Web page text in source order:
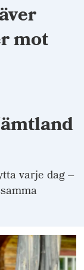
mot
varje dag –